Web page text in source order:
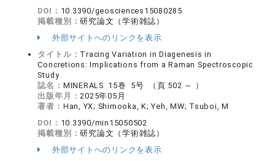
DOI： 10.3390/geosciences15080285
掲載種別：研究論文（学術雑誌）
外部サイトへのリンクを表示
タイトル： Tracing Variation in Diagenesis in
Concretions: Implications from a Raman Spectroscopic
Study
誌名： MINERALS 15巻 5号 （頁 502 ～ ）
出版年月：2025年05月
著者： Han, YX; Shimooka, K; Yeh, MW; Tsuboi, M
DOI： 10.3390/min15050502
掲載種別：研究論文（学術雑誌）
外部サイトへのリンクを表示